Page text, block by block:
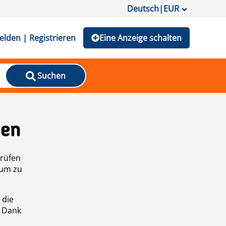
Deutsch|EUR
| Registrieren Eine Anzeige schalten
Suchen
zu
die